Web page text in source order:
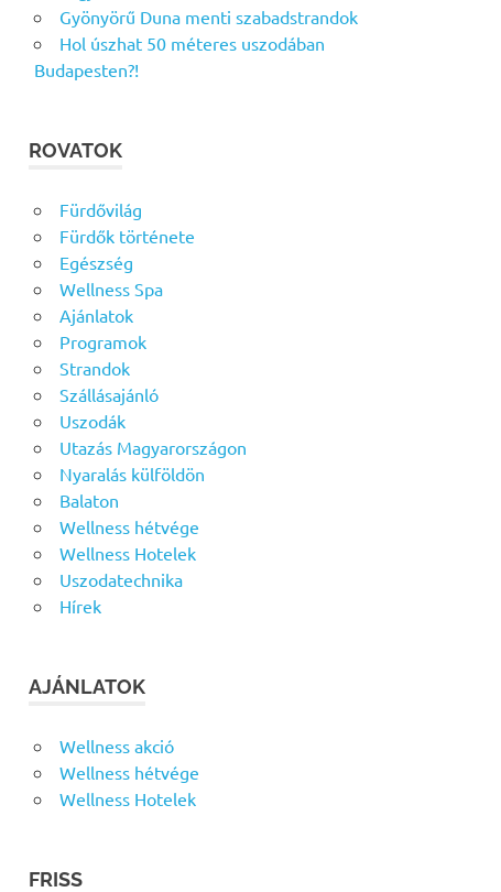
Gyönyörű Duna menti szabadstrandok
Hol úszhat 50 méteres uszodában
Budapesten?!
ROVATOK
Fürdővilág
Fürdők története
Egészség
Wellness Spa
Ajánlatok
Programok
Strandok
Szállásajánló
Uszodák
Utazás Magyarországon
Nyaralás külföldön
Balaton
Wellness hétvége
Wellness Hotelek
Uszodatechnika
Hírek
AJÁNLATOK
Wellness akció
Wellness hétvége
Wellness Hotelek
FRISS